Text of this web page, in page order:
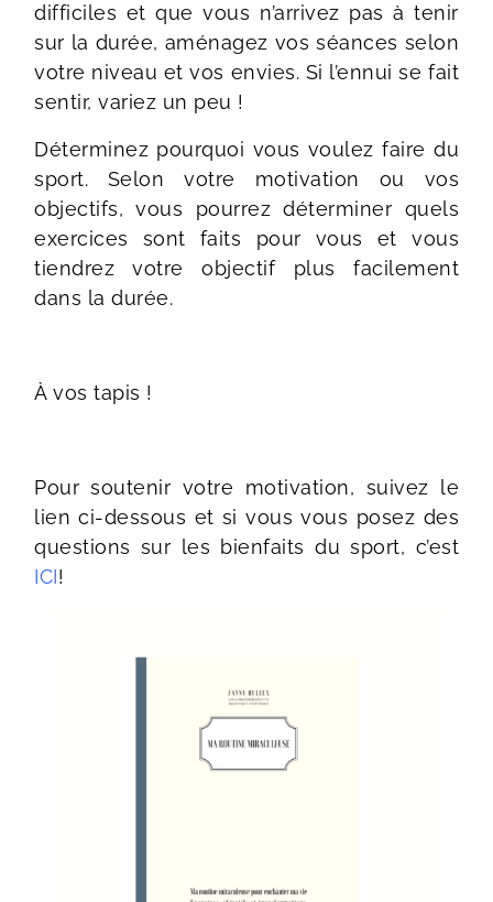
difficiles et que vous n’arrivez pas à tenir
sur la durée, aménagez vos séances selon
votre niveau et vos envies. Si l’ennui se fait
sentir, variez un peu !
Déterminez pourquoi vous voulez faire du
sport. Selon votre motivation ou vos
objectifs, vous pourrez déterminer quels
exercices sont faits pour vous et vous
tiendrez votre objectif plus facilement
dans la durée.
À vos tapis !
Pour soutenir votre motivation, suivez le
lien ci-dessous et si vous vous posez des
questions sur les bienfaits du sport, c’est
ICI!